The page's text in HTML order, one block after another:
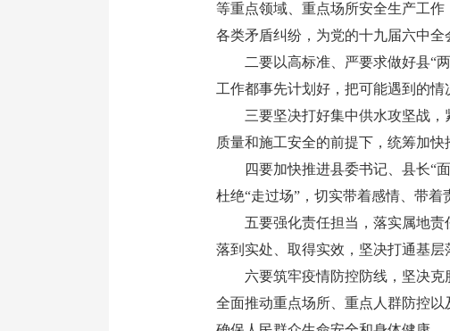
等重点领域、重点场所安全生产工
各类矛盾纠纷，为党的十九届六中全
二要以高标准、严要求做好县“两
工作都事先计划好，把可能遇到的情
三要坚决打好集中供水攻坚战，
质量和施工安全的前提下，统筹加
四要加快推进县委书记、县长“面
杜绝“走过场”，切实带着感情、带
五要强化责任担当，落实属地责
落到实处、取得实效，坚决打通基层
六要筑牢疫情防控防线，坚决克服
全面推动重点场所、重点人群防控